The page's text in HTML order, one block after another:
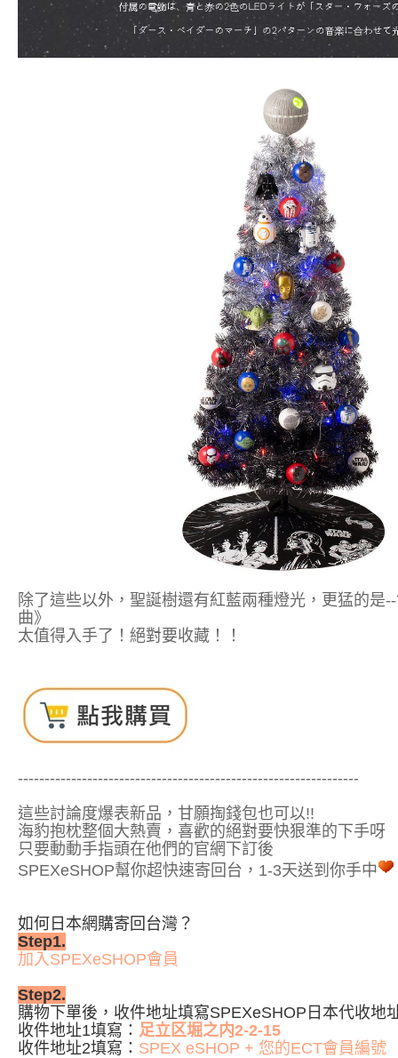
除了這些以外，聖誕樹還有紅藍兩種燈光，更猛的是
曲》
太值得入手了！絕對要收藏！！
----------------------------------------------------------------
這些討論度爆表新品，甘願掏錢包也可以!!
海豹抱枕整個大熱賣，喜歡的絕對要快狠準的下手呀
只要動動手指頭在他們的官網下訂後
SPEXeSHOP幫你超快速寄回台，1-3天送到你手中
如何日本網購寄回台灣？
Step1.
加入 SPEXeSHOP會員
Step2.
購物下單後，收件地址填寫SPEXeSHOP日本代收地
收件地址1填寫： 足立区堀之内2-2-15
收件地址2填寫： SPEX eSHOP + 您的ECT會員編號